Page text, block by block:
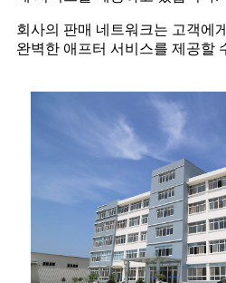
회사의 판매 네트워크는 고객에
완벽한 애프터 서비스를 제공할